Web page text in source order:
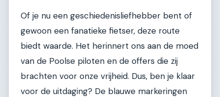
Of je nu een geschiedenisliefhebber bent of
gewoon een fanatieke fietser, deze route
biedt waarde. Het herinnert ons aan de moed
van de Poolse piloten en de offers die zij
brachten voor onze vrijheid. Dus, ben je klaar
voor de uitdaging? De blauwe markeringen